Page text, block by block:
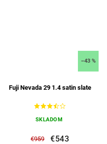
–43 %
Fuji Nevada 29 1.4 satin slate
SKLADOM
€959 €543